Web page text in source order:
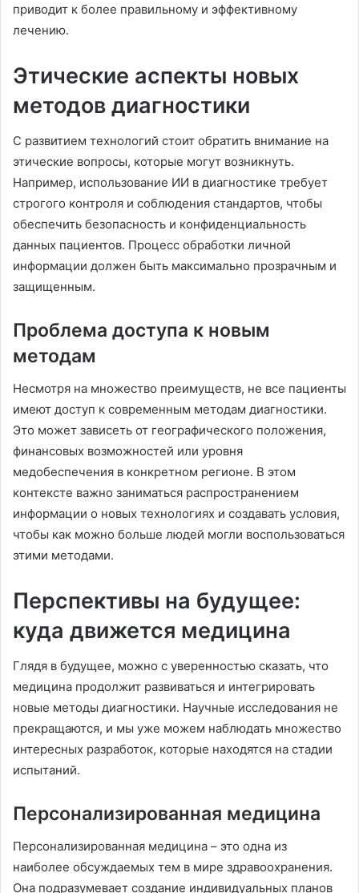
приводит к более правильному и эффективному
лечению.
Этические аспекты новых
методов диагностики
С развитием технологий стоит обратить внимание на
этические вопросы, которые могут возникнуть.
Например, использование ИИ в диагностике требует
строгого контроля и соблюдения стандартов, чтобы
обеспечить безопасность и конфиденциальность
данных пациентов. Процесс обработки личной
информации должен быть максимально прозрачным и
защищенным.
Проблема доступа к новым
методам
Несмотря на множество преимуществ, не все пациенты
имеют доступ к современным методам диагностики.
Это может зависеть от географического положения,
финансовых возможностей или уровня
медобеспечения в конкретном регионе. В этом
контексте важно заниматься распространением
информации о новых технологиях и создавать условия,
чтобы как можно больше людей могли воспользоваться
этими методами.
Перспективы на будущее:
куда движется медицина
Глядя в будущее, можно с уверенностью сказать, что
медицина продолжит развиваться и интегрировать
новые методы диагностики. Научные исследования не
прекращаются, и мы уже можем наблюдать множество
интересных разработок, которые находятся на стадии
испытаний.
Персонализированная медицина
Персонализированная медицина – это одна из
наиболее обсуждаемых тем в мире здравоохранения.
Она подразумевает создание индивидуальных планов